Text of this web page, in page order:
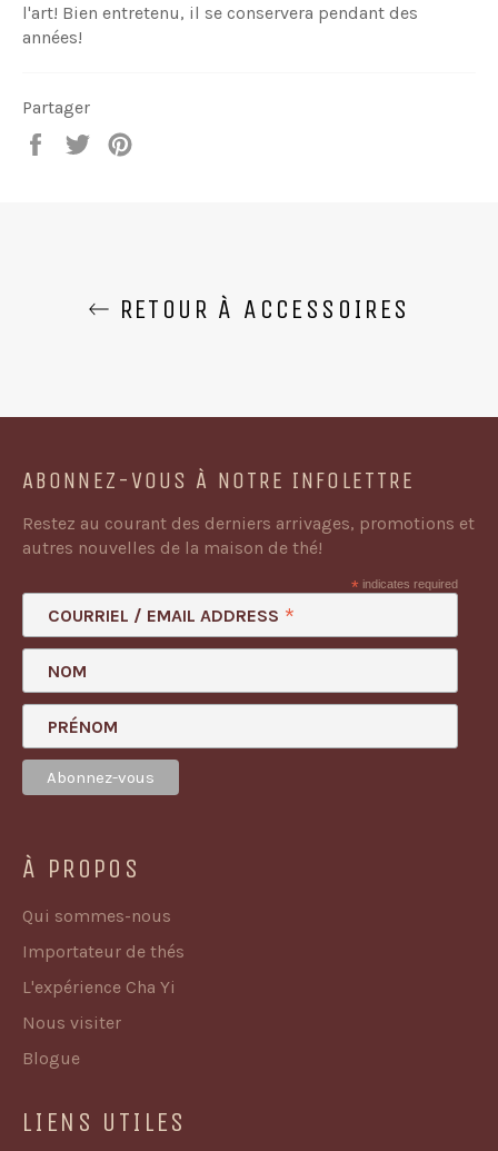
l'art! Bien entretenu, il se conservera pendant des
années!
Partager
PartagerTweeter
RETOUR À ACCESSOIRES
ABONNEZ-VOUS À NOTRE INFOLETTRE
Restez au courant des derniers arrivages, promotions et
autres nouvelles de la maison de thé!
* indicates required
COURRIEL / EMAIL ADDRESS *
NOM
PRÉNOM
À PROPOS
Qui sommes-nous
Importateur de thés
L'expérience Cha Yi
Nous visiter
Blogue
LIENS UTILES